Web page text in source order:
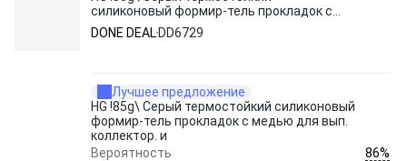
силиконовый формир-тель прокладок с
медью для вып. коллектор. и
DONE DEAL DD6729
Лучшее предложение
HG !85g\ Серый термостойкий силиконовый
формир-тель прокладок с медью для вып.
коллектор. и
Вероятность
86%